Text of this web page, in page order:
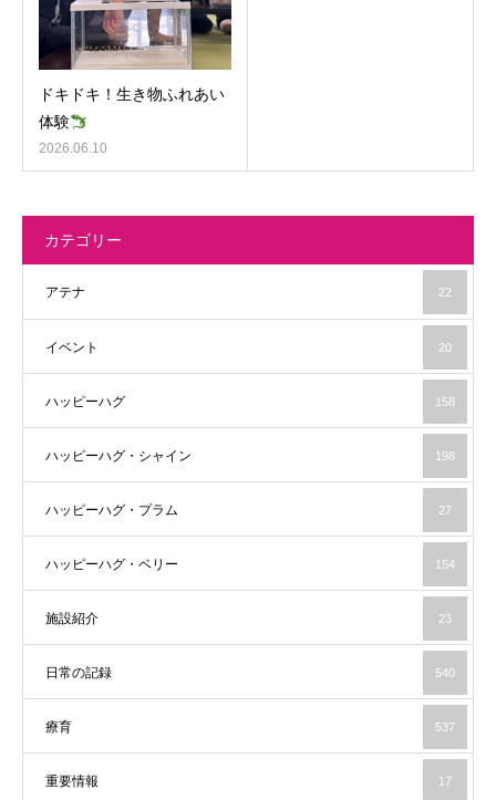
ドキドキ！生き物ふれあい
体験
2026.06.10
カテゴリー
アテナ 22
イベント 20
ハッピーハグ 158
ハッピーハグ・シャイン 198
ハッピーハグ・プラム 27
ハッピーハグ・ベリー 154
施設紹介 23
日常の記録 540
療育 537
重要情報 17